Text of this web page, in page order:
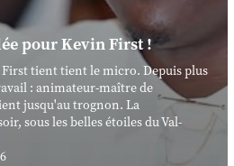
pour Kevin First !
First tient tient le micro. Depuis plus
: animateur-maître de
jusqu'au trognon. La
sous les belles étoiles du Val-